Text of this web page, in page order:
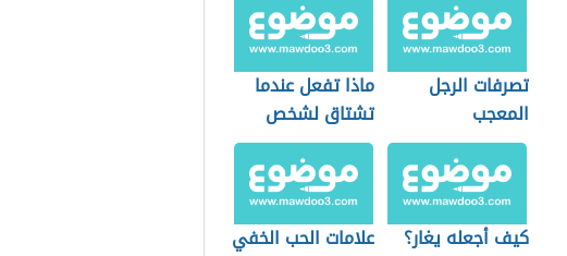
تصرفات الرجل
المعجب
ماذا تفعل عندما
تشتاق لشخص
تحبه؟
كيف أجعله يغار؟ علامات الحب الخفي